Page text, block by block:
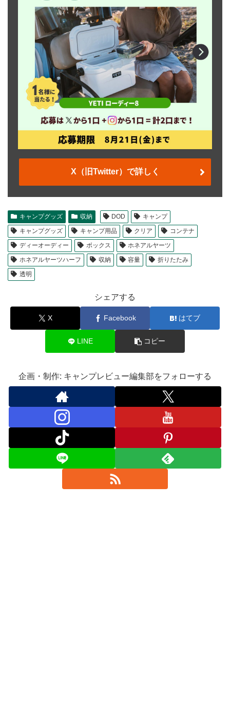
X（旧Twitter）で詳しく
キャンプグッズ 収納 DOD
キャンプ
キャンプグッズ
キャンプ用品 クリア
コンテナ
ディーオーディー
ボックス
ホネアルヤーツ
ホネアルヤーツハーフ
収納 容量
折りたたみ
透明
シェアする
X Facebook はてブ
LINE コピー
企画・制作: キャンプレビュー編集部をフォローする